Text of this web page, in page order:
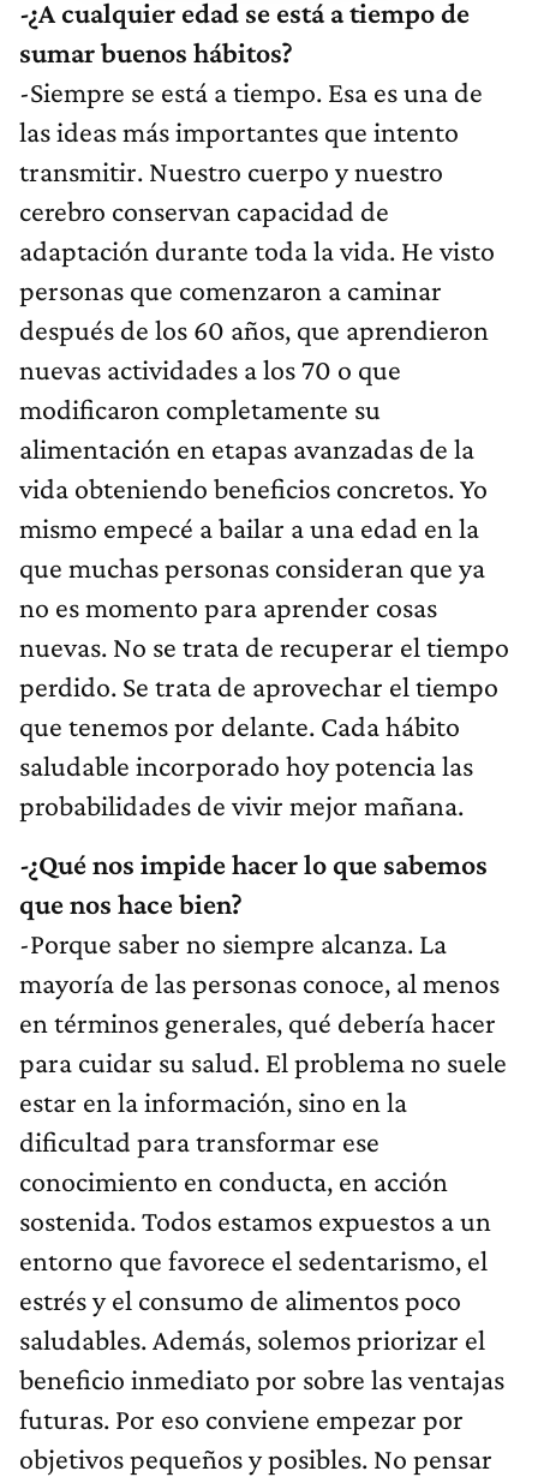
-¿A cualquier edad se está a tiempo de
sumar buenos hábitos?
-Siempre se está a tiempo. Esa es una de
las ideas más importantes que intento
transmitir. Nuestro cuerpo y nuestro
cerebro conservan capacidad de
adaptación durante toda la vida. He visto
personas que comenzaron a caminar
después de los 60 años, que aprendieron
nuevas actividades a los 70 o que
modificaron completamente su
alimentación en etapas avanzadas de la
vida obteniendo beneficios concretos. Yo
mismo empecé a bailar a una edad en la
que muchas personas consideran que ya
no es momento para aprender cosas
nuevas. No se trata de recuperar el tiempo
perdido. Se trata de aprovechar el tiempo
que tenemos por delante. Cada hábito
saludable incorporado hoy potencia las
probabilidades de vivir mejor mañana.
-¿Qué nos impide hacer lo que sabemos
que nos hace bien?
-Porque saber no siempre alcanza. La
mayoría de las personas conoce, al menos
en términos generales, qué debería hacer
para cuidar su salud. El problema no suele
estar en la información, sino en la
dificultad para transformar ese
conocimiento en conducta, en acción
sostenida. Todos estamos expuestos a un
entorno que favorece el sedentarismo, el
estrés y el consumo de alimentos poco
saludables. Además, solemos priorizar el
beneficio inmediato por sobre las ventajas
futuras. Por eso conviene empezar por
objetivos pequeños y posibles. No pensar